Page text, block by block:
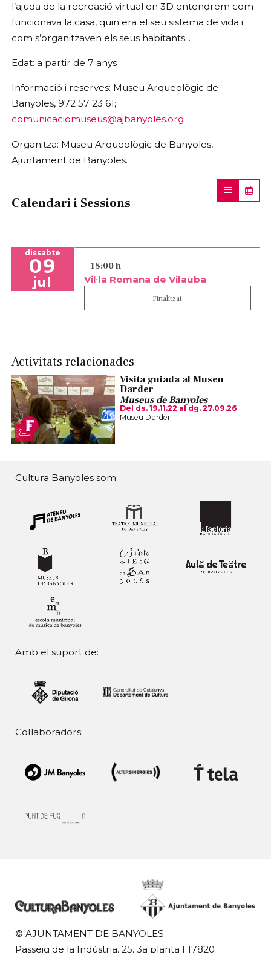
l’ajuda de la recreació virtual en 3D entendrem com
funcionava la casa, quin era el seu sistema de vida i
com s’organitzaven els seus habitants...
Edat: a partir de 7 anys
Informació i reserves: Museu Arqueològic de
Banyoles, 972 57 23 61;
comunicaciomuseus@ajbanyoles.org
Organitza: Museu Arqueològic de Banyoles,
Ajuntament de Banyoles.
Calendari i Sessions
dissabte
09
jul
18:00 h
Vil·la Romana de Vilauba
Finalitzat
Activitats relacionades
Visita guiada al Museu
Darder
Museus de Banyoles
Del ds. 19.11.22 al dg. 27.09.26
Museu Darder
Cultura Banyoles som:
Amb el suport de:
Col·laboradors:
© AJUNTAMENT DE BANYOLES
Passeig de la Indústria, 25, 3a planta | 17820